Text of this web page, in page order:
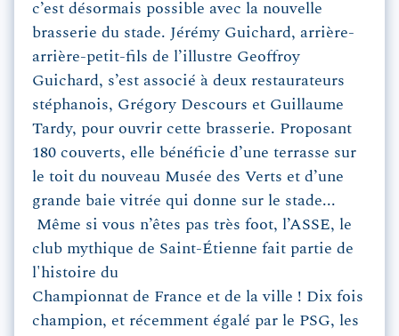
c’est désormais possible avec la nouvelle
brasserie du stade. Jérémy Guichard, arrière-
arrière-petit-fils de l’illustre Geoffroy
Guichard, s’est associé à deux restaurateurs
stéphanois, Grégory Descours et Guillaume
Tardy, pour ouvrir cette brasserie. Proposant
180 couverts, elle bénéficie d’une terrasse sur
le toit du nouveau Musée des Verts et d’une
grande baie vitrée qui donne sur le stade...
Même si vous n’êtes pas très foot, l’ASSE, le
club mythique de Saint-Étienne fait partie de
l'histoire du
Championnat de France et de la ville ! Dix fois
champion, et récemment égalé par le PSG, les